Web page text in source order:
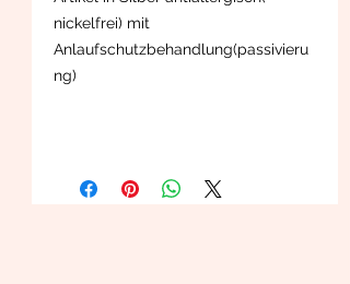
nickelfrei) mit
Anlaufschutzbehandlung(passivieru
ng)